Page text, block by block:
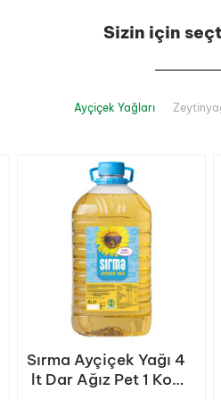
Sizin için
Ayçiçek Yağları
Sırma Ayçiçek Yağı 4
lt Dar Ağız Pet 1 Koli